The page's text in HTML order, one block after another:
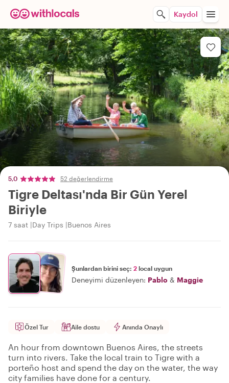
Kaydol
5,0 52 değerlendirme
Tigre Deltası'nda Bir Gün Yerel
Biriyle
7 saat Day Trips Buenos Aires
Şunlardan birini seç: 2 local uygun
Deneyimi düzenleyen: Pablo & Maggie
Özel Tur Aile dostu Anında Onaylı
An hour from downtown Buenos Aires, the streets
turn into rivers. Take the local train to Tigre with a
porteño host and spend the day on the water, the way
city families have done for a century.